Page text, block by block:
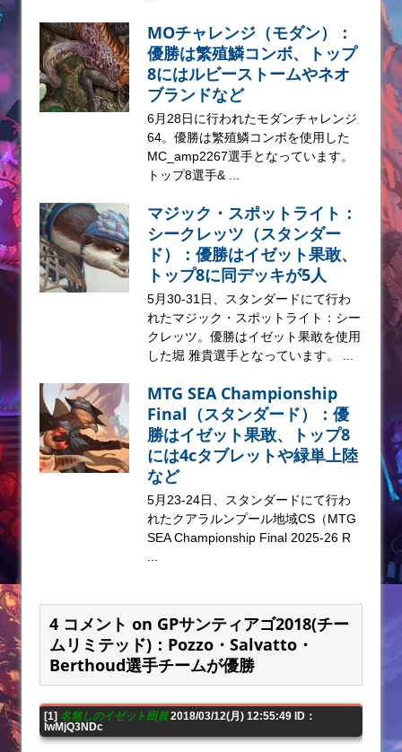
MOチャレンジ（モダン）：
優勝は繁殖鱗コンボ、トップ
8にはルビーストームやネオ
ブランドなど
6月28日に行われたモダンチャレンジ
64。優勝は繁殖鱗コンボを使用した
MC_amp2267選手となっています。
トップ8選手& ...
マジック・スポットライト：
シークレッツ（スタンダー
ド）：優勝はイゼット果敢、
トップ8に同デッキが5人
5月30-31日、スタンダードにて行わ
れたマジック・スポットライト：シー
クレッツ。優勝はイゼット果敢を使用
した堀 雅貴選手となっています。 ...
MTG SEA Championship
Final（スタンダード）：優
勝はイゼット果敢、トップ8
には4cタブレットや緑単上陸
など
5月23-24日、スタンダードにて行わ
れたクアラルンプール地域CS（MTG
SEA Championship Final 2025-26 R
4 コメント on GPサンティアゴ2018(チー
ムリミテッド)：Pozzo・Salvatto・
Berthoud選手チームが優勝
[1] 名無しのイゼット団員2018/03/12(月) 12:55:49 ID：
IwMjQ3NDc